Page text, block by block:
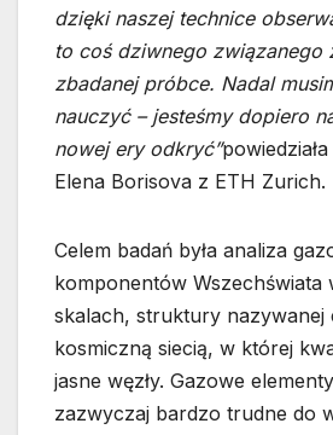
dzięki naszej technice
to coś dziwnego związanego
zbadanej próbce. Nadal
nauczyć – jesteśmy dopiero
nowej ery odkryć”
Elena Borisova z ETH Zurich.
Celem badań była analiza
komponentów Wszechświata
skalach, struktury nazywanej
kosmiczną siecią, w której
jasne węzły. Gazowe
zazwyczaj bardzo trudne do